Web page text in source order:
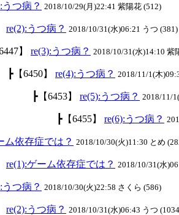
うつ病？ 2018/10/29(月)22:41 紫陽花 (512)
re(2):うつ病？ 2018/10/31(水)06:21 うつ (381)
】 re(3):うつ病？ 2018/10/31(水)14:10 紫
┣【6450】 re(4):うつ病？ 2018/11/1(木
┣【6453】 re(5):うつ病？ 2018/11/
┣【6455】 re(6):うつ病？
ム依存症では？ 2018/10/30(火)11:30 とめ
re(1):ゲーム依存症では？ 2018/10/31(水
うつ病？ 2018/10/30(火)22:58 さくら (586)
re(2):うつ病？ 2018/10/31(水)06:43 うつ